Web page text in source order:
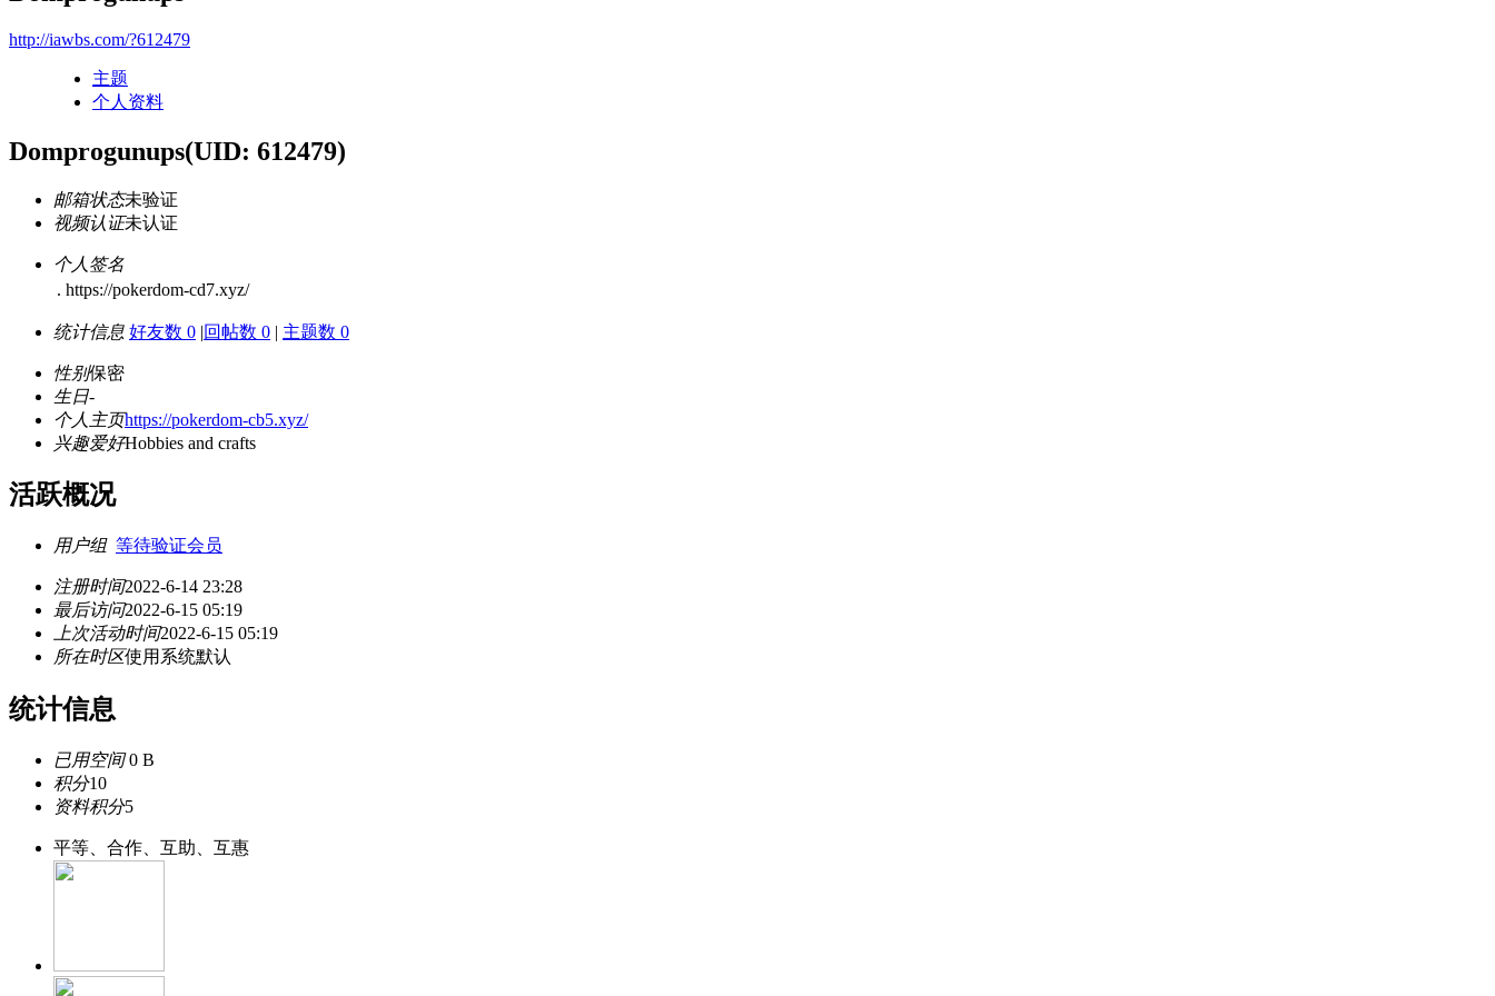
http://iawbs.com/?612479
主题
个人资料
Domprogunups(UID: 612479)
邮箱状态未验证
视频认证未认证
个人签名
. https://pokerdom-cd7.xyz/
统计信息 好友数 0 |回帖数 0 | 主题数 0
性别保密
生日-
个人主页https://pokerdom-cb5.xyz/
兴趣爱好Hobbies and crafts
活跃概况
用户组 等待验证会员
注册时间2022-6-14 23:28
最后访问2022-6-15 05:19
上次活动时间2022-6-15 05:19
所在时区使用系统默认
统计信息
已用空间0 B
积分10
资料积分5
平等、合作、互助、互惠